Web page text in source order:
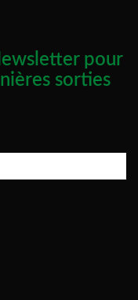
pour
sorties